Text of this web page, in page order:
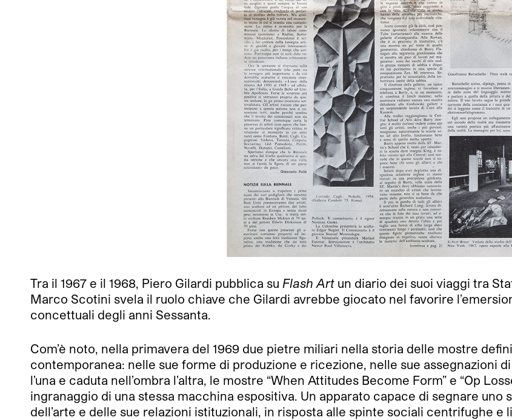
Tra il 1967 e il 1968, Piero Gilardi pubblica su Flash Art un diario dei suoi viaggi tra
Marco Scotini svela il ruolo chiave che Gilardi avrebbe giocato nel favorire
concettuali degli anni Sessanta.
Com’è noto, nella primavera del 1969 due pietre miliari nella storia delle mostre
contemporanea: nelle sue forme di produzione e ricezione, nelle sue assegnazioni
l’una e caduta nell’ombra l’altra, le mostre “When Attitudes Become Form” e “Op
ingranaggio di una stessa macchina espositiva. Un apparato capace di segnare
dell’arte e delle sue relazioni istituzionali, in risposta alle spinte sociali centrifughe e